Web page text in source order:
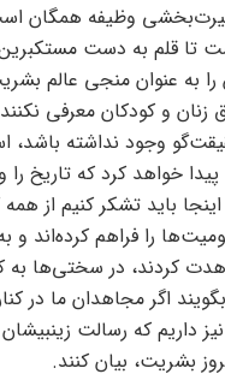
وظیفه همگان
تا قلم به دست مستکبرین
به عنوان منجی عالم
زنان و کودکان معرفی­
وجود نداشته باشد،
خواهد­ کرد که تاریخ را
باید تشکر کنیم از
را فراهم کرده‌اند و
کردند، در سختی‌ها به
اگر مجاهدان ما در
داریم که رسالت زینبیشان
بشریت، بیان کنند.